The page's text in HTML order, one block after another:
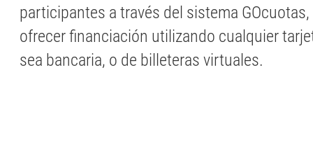
participantes a través del sistema
ofrecer financiación utilizando cualquier
sea bancaria, o de billeteras virtuales.